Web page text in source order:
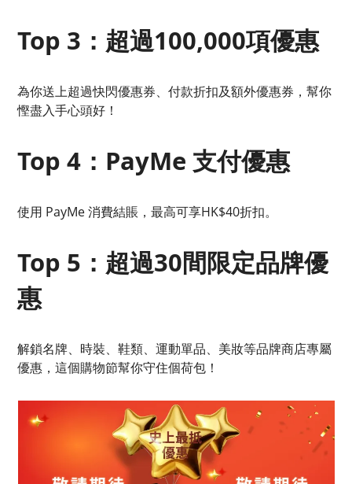
Top 3：超過100,000項優惠
為你送上超過快閃優惠券、付款折扣及額外優惠券，幫你
慳盡入手心頭好！
Top 4：PayMe 支付優惠
使用 PayMe 消費結賬，最高可享HK$40折扣。
Top 5：超過30間限定品牌優
惠
解鎖名牌、時裝、鞋類、運動單品、美妝等品牌商店專屬
優惠，這個購物節幫你守住個荷包！